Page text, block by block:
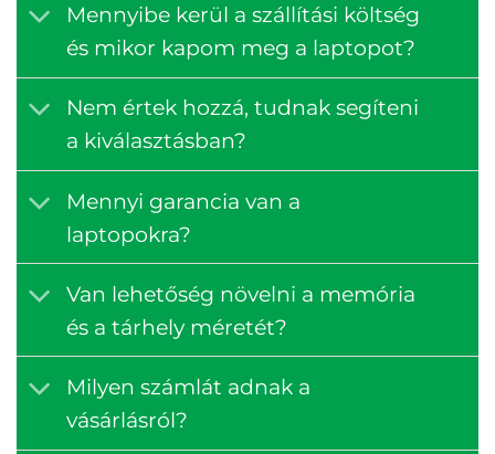
Mennyibe kerül a szállítási költség
és mikor kapom meg a laptopot?
Nem értek hozzá, tudnak segíteni
a kiválasztásban?
Mennyi garancia van a
laptopokra?
Van lehetőség növelni a memória
és a tárhely méretét?
Milyen számlát adnak a
vásárlásról?